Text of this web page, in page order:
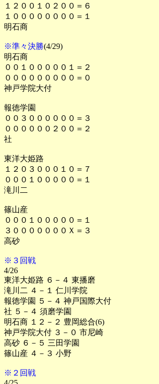
１２００１０２００＝６
１００００００００＝１
明石商
※準々決勝(4/29)
明石商
００１０００００１＝２
０００００００００＝０
神戸学院大付
報徳学園
００３００００００＝３
００００００２００＝２
社
東洋大姫路
１２０３０００１０＝７
０００１０００００＝１
滝川二
篠山産
０００１０００００＝１
３０００００００Ｘ＝３
高砂
※３回戦
4/26
東洋大姫路 ６－４ 東播磨
滝川二 ４－１ 仁川学院
報徳学園 ５－４ 神戸国際大付
社 ５－４ 須磨学園
明石商 １２－２ 豊岡総合(6)
神戸学院大付 ３－０ 市尼崎
高砂 ６－５ 三田学園
篠山産 ４－３ 小野
※２回戦